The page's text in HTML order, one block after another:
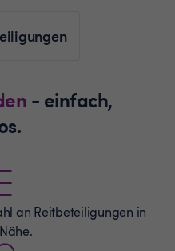
- einfach,
an Reitbeteiligungen in